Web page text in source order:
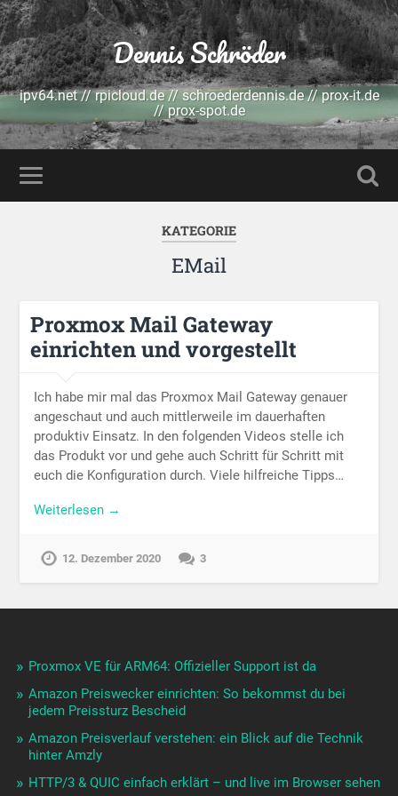
Dennis Schröder
ipv64.net // rpicloud.de // schroederdennis.de // prox-it.de
// prox-spot.de
KATEGORIE
EMail
Proxmox Mail Gateway
einrichten und vorgestellt
Ich habe mir mal das Proxmox Mail Gateway genauer
angeschaut und auch mittlerweile im dauerhaften
produktiv Einsatz. In den folgenden Videos stelle ich
das Produkt vor und gehe auch Schritt für Schritt mit
euch die Konfiguration durch. Viele hilfreiche Tipps…
Weiterlesen →
12. Dezember 2020 3
Proxmox VE für ARM64: Offizieller Support ist da
Amazon Preiswecker einrichten: So bekommst du bei
jedem Preissturz Bescheid
Amazon Preisverlauf verstehen: ein Blick auf die Technik
hinter Amzly
HTTP/3 & QUIC einfach erklärt – und live im Browser sehen